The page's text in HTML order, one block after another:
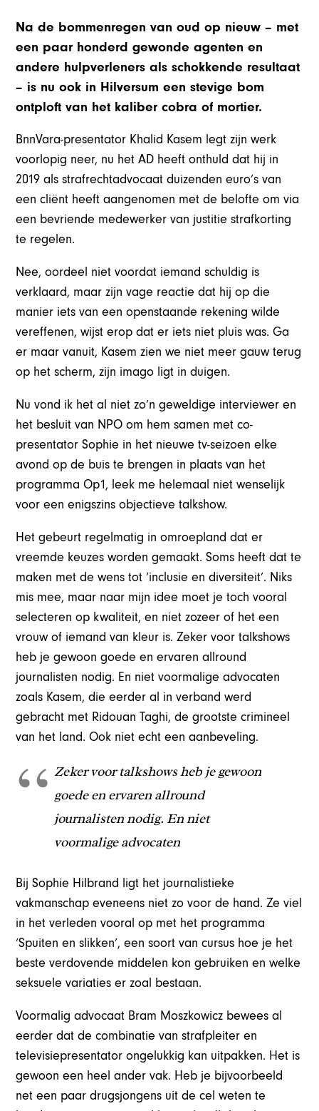
Na de bommenregen van oud op nieuw – met
een paar honderd gewonde agenten en
andere hulpverleners als schokkende resultaat
– is nu ook in Hilversum een stevige bom
ontploft van het kaliber cobra of mortier.
BnnVara-presentator Khalid Kasem legt zijn werk
voorlopig neer, nu het AD heeft onthuld dat hij in
2019 als strafrechtadvocaat duizenden euro’s van
een cliënt heeft aangenomen met de belofte om via
een bevriende medewerker van justitie strafkorting
te regelen.
Nee, oordeel niet voordat iemand schuldig is
verklaard, maar zijn vage reactie dat hij op die
manier iets van een openstaande rekening wilde
vereffenen, wijst erop dat er iets niet pluis was. Ga
er maar vanuit, Kasem zien we niet meer gauw terug
op het scherm, zijn imago ligt in duigen.
Nu vond ik het al niet zo’n geweldige interviewer en
het besluit van NPO om hem samen met co-
presentator Sophie in het nieuwe tv-seizoen elke
avond op de buis te brengen in plaats van het
programma Op1, leek me helemaal niet wenselijk
voor een enigszins objectieve talkshow.
Het gebeurt regelmatig in omroepland dat er
vreemde keuzes worden gemaakt. Soms heeft dat te
maken met de wens tot ‘inclusie en diversiteit’. Niks
mis mee, maar naar mijn idee moet je toch vooral
selecteren op kwaliteit, en niet zozeer of het een
vrouw of iemand van kleur is. Zeker voor talkshows
heb je gewoon goede en ervaren allround
journalisten nodig. En niet voormalige advocaten
zoals Kasem, die eerder al in verband werd
gebracht met Ridouan Taghi, de grootste crimineel
van het land. Ook niet echt een aanbeveling.
Zeker voor talkshows heb je gewoon
goede en ervaren allround
journalisten nodig. En niet
voormalige advocaten
Bij Sophie Hilbrand ligt het journalistieke
vakmanschap eveneens niet zo voor de hand. Ze viel
in het verleden vooral op met het programma
‘Spuiten en slikken’, een soort van cursus hoe je het
beste verdovende middelen kon gebruiken en welke
seksuele variaties er zoal bestaan.
Voormalig advocaat Bram Moszkowicz bewees al
eerder dat de combinatie van strafpleiter en
televisiepresentator ongelukkig kan uitpakken. Het is
gewoon een heel ander vak. Heb je bijvoorbeeld
net een paar drugsjongens uit de cel weten te